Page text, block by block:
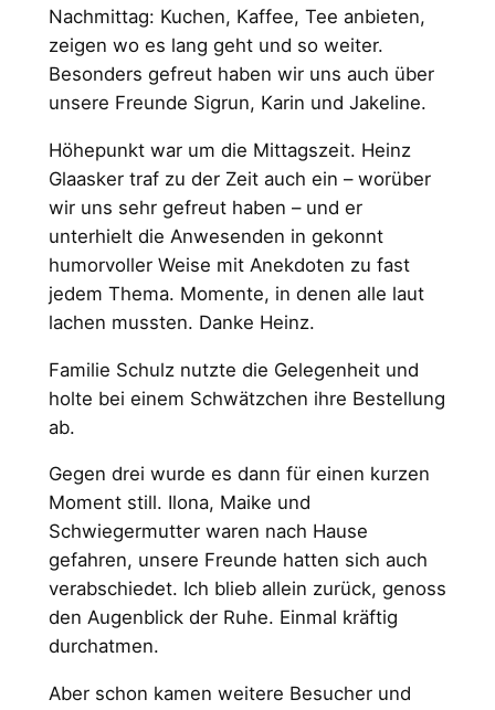
Nachmittag: Kuchen, Kaffee, Tee anbieten,
zeigen wo es lang geht und so weiter.
Besonders gefreut haben wir uns auch über
unsere Freunde Sigrun, Karin und Jakeline.
Höhepunkt war um die Mittagszeit. Heinz
Glaasker traf zu der Zeit auch ein – worüber
wir uns sehr gefreut haben – und er
unterhielt die Anwesenden in gekonnt
humorvoller Weise mit Anekdoten zu fast
jedem Thema. Momente, in denen alle laut
lachen mussten. Danke Heinz.
Familie Schulz nutzte die Gelegenheit und
holte bei einem Schwätzchen ihre Bestellung
ab.
Gegen drei wurde es dann für einen kurzen
Moment still. Ilona, Maike und
Schwiegermutter waren nach Hause
gefahren, unsere Freunde hatten sich auch
verabschiedet. Ich blieb allein zurück, genoss
den Augenblick der Ruhe. Einmal kräftig
durchatmen.
Aber schon kamen weitere Besucher und